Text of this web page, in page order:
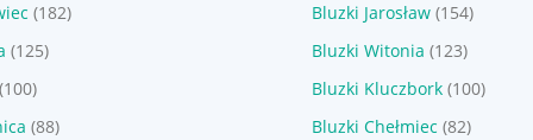
(182) Bluzki Jarosław (154)
(125) Bluzki Witonia (123)
(100) Bluzki Kluczbork (100)
(88) Bluzki Chełmiec (82)